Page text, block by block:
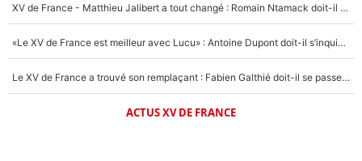
XV de France - Matthieu Jalibert a tout changé : Romain Ntamack doit-il s’inquiéter pour sa place à un an de la Coupe du monde ?
«Le XV de France est meilleur avec Lucu» : Antoine Dupont doit-il s’inquiéter pour sa place ?
Le XV de France a trouvé son remplaçant : Fabien Galthié doit-il se passer d'Antoine Dupont ?
ACTUS XV DE FRANCE